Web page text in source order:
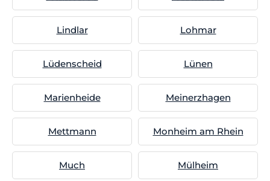
Lindlar Lohmar
Lüdenscheid Lünen
Marienheide Meinerzhagen
Mettmann Monheim am Rhein
Much Mülheim